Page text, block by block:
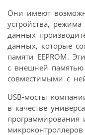
Они имеют
устройства,
данных
данных, которые
памяти EEPROM.
с внешней
совместимыми с
USB-мосты
в качестве
программирования